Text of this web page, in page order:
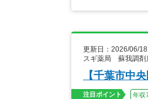
更新日：2026/06/18
スギ薬局 蘇我調剤
【千葉市中
注目ポイント 年収